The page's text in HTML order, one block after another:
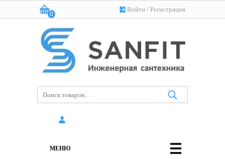
Войти / Регистрация
Корзина:
0
(пусто)
МЕНЮ